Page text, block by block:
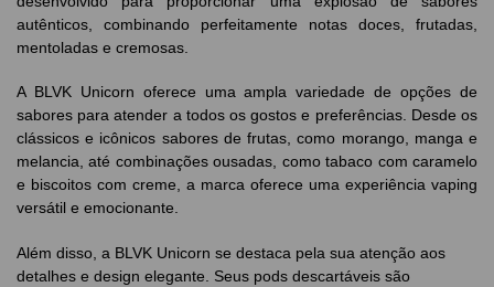
autênticos, combinando perfeitamente notas doces, frutadas,
mentoladas e cremosas.
A BLVK Unicorn oferece uma ampla variedade de opções de
sabores para atender a todos os gostos e preferências. Desde os
clássicos e icônicos sabores de frutas, como morango, manga e
melancia, até combinações ousadas, como tabaco com caramelo
e biscoitos com creme, a marca oferece uma experiência vaping
versátil e emocionante.
Além disso, a BLVK Unicorn se destaca pela sua atenção aos
detalhes e design elegante. Seus pods descartáveis são